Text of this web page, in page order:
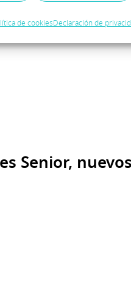
de cookiesDeclaración de
Senior,